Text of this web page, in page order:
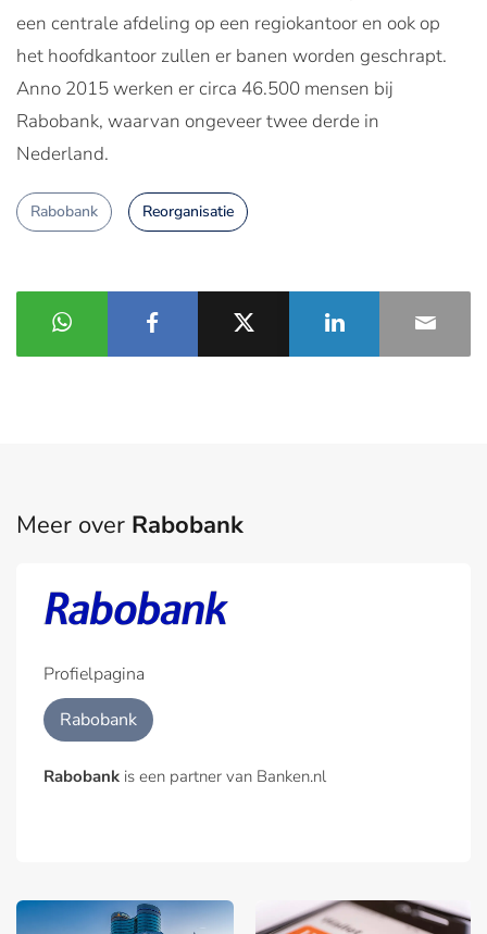
een centrale afdeling op een regiokantoor en ook op
het hoofdkantoor zullen er banen worden geschrapt.
Anno 2015 werken er circa 46.500 mensen bij
Rabobank, waarvan ongeveer twee derde in
Nederland.
Rabobank Reorganisatie
Meer over Rabobank
Profielpagina
Rabobank
Rabobank is een partner van Banken.nl